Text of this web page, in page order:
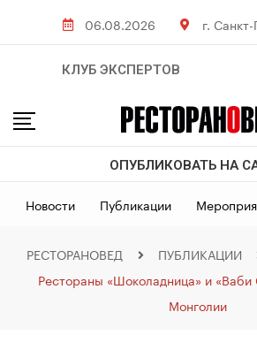
06.08.2026 г.
КЛУБ ЭКСПЕРТОВ
ОПУБЛИКОВАТЬ НА
Новости Публикации
РЕСТОРАНОВЕД ПУБЛИКАЦИИ
Рестораны «Шоколадница» и «Ваби
Монголии